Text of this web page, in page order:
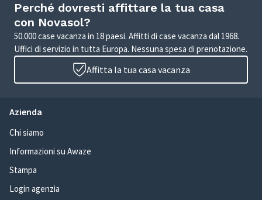
Perché dovresti affittare la tua casa
con Novasol?
50.000 case vacanza in 18 paesi. Affitti di case vacanza dal 1968.
Uffici di servizio in tutta Europa. Nessuna spesa di prenotazione.
Affitta la tua casa vacanza
Azienda
Chi siamo
Informazioni su Awaze
Stampa
Login agenzia